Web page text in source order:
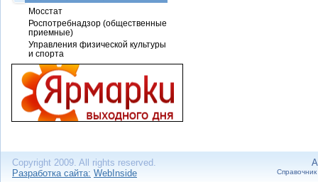
Мосстат
Роспотребнадзор (общественные
приемные)
Управления физической культуры
и спорта
Copyright 2009. All rights reserved.
Разработка сайта: WebInside